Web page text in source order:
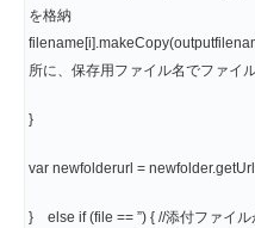
を格納
所に、保存用ファイル名でファイ
}
var newfolderurl =
} else if (file == ”) { //添付ファイル